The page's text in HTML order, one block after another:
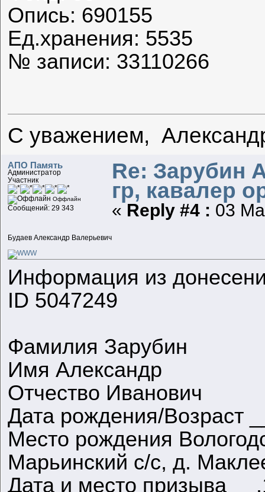
Опись: 690155
Ед.хранения: 5535
№ записи: 33110266
С уважением,
АПО Память
Администратор
Участник
Оффлайн
Сообщений: 29 343
Будаев Александр Валерьевич
Re: Зарубин
гр, кавалер
« Reply #4 : 03
Информация из
ID 5047249
Фамилия Зарубин
Имя Александр
Отчество Иванович
Дата рождения/Возраст
Место рождения
Марьинский с/с, д.
Дата и место призыва